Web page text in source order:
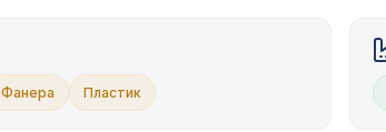
Фанера Пластик